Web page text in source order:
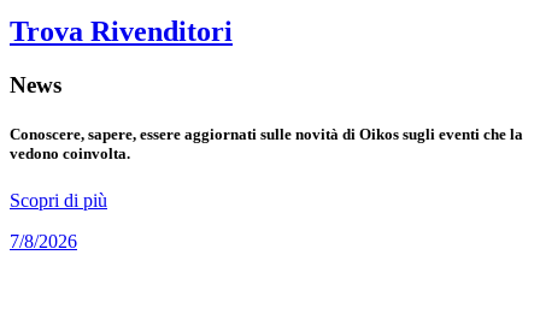
Trova Rivenditori
News
Conoscere, sapere, essere aggiornati sulle novità di Oikos sugli eventi che la
vedono coinvolta.
Scopri di più
7/8/2026